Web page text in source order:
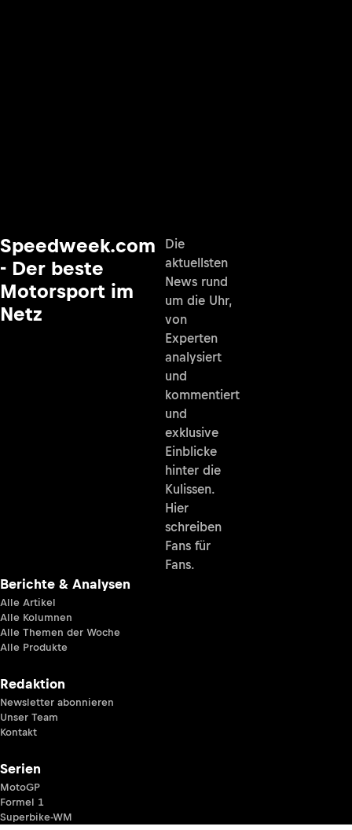
Speedweek.com
- Der beste
Motorsport im
Netz
Die
aktuellsten
News rund
um die Uhr,
von
Experten
analysiert
und
kommentiert
und
exklusive
Einblicke
hinter die
Kulissen.
Hier
schreiben
Fans für
Fans.
Berichte & Analysen
Alle Artikel
Alle Kolumnen
Alle Themen der Woche
Alle Produkte
Redaktion
Newsletter abonnieren
Unser Team
Kontakt
Serien
MotoGP
Formel 1
Superbike-WM